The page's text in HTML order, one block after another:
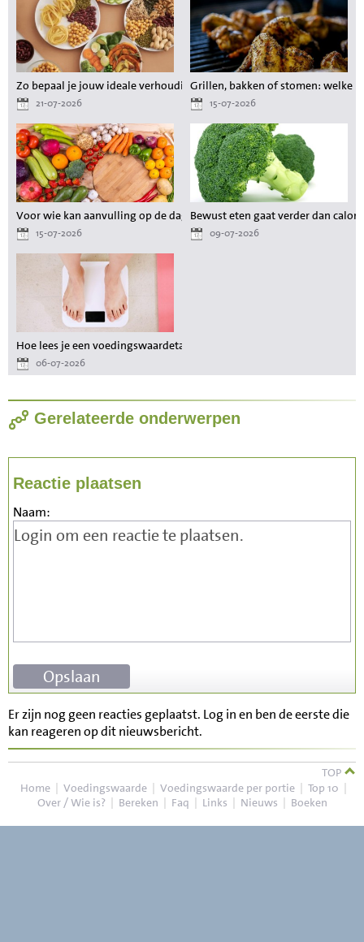
Zo bepaal je jouw ideale verhouding aan voedingsstoffen tijdens het
21-07-2026
Grillen, bakken of stomen: welke
15-07-2026
Voor wie kan aanvulling op de dagelijkse voeding waardevol zijn?
15-07-2026
Bewust eten gaat verder dan
09-07-2026
Hoe lees je een voedingswaardetabel als je wilt afvallen?
06-07-2026
Gerelateerde onderwerpen
Reactie plaatsen
Naam:
Er zijn nog geen reacties geplaatst. Log in en ben de eerste die
kan reageren op dit nieuwsbericht.
TOP
Home | Voedingswaarde | Voedingswaarde per portie | Top 10 |
Over / Wie is? | Bereken | Faq | Links | Nieuws | Boeken